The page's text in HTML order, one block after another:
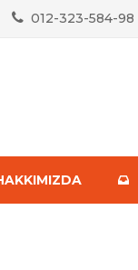
012-323-584-98